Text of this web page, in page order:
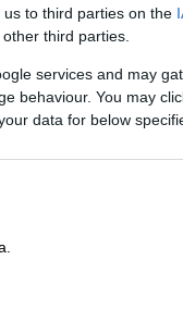
to third parties on the
third parties.
services and may
behaviour. You may
data for below
πει στην
ότι δεν
εργοστάσιο